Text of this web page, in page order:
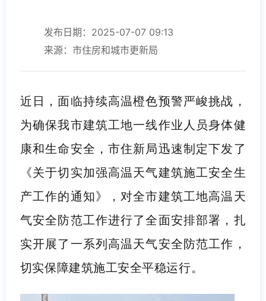
发布日期：2025-07-07 09:13
来源：市住房和城市更新局
近日，面临持续高温橙色预警严峻挑战，
为确保我市建筑工地一线作业人员身体健
康和生命安全，市住新局迅速制定下发了
《关于切实加强高温天气建筑施工安全生
产工作的通知》，对全市建筑工地高温天
气安全防范工作进行了全面安排部署，扎
实开展了一系列高温天气安全防范工作，
切实保障建筑施工安全平稳运行。